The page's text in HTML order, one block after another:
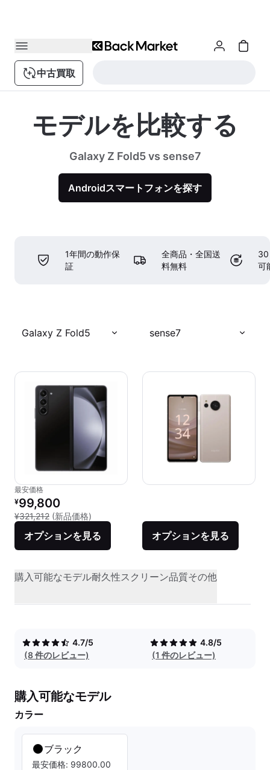
中古買取
モデルを比較する
Galaxy Z Fold5 vs sense7
Androidスマートフォンを探す
1年間の動作保
証
全商品・全国送
料無料
30
可
Galaxy Z Fold5 sense7
最安価格
リファービッシュ品の価格：
¥99,800
¥321,212 (新品価格)
オプションを見る オプションを見る
購入可能なモデル耐久性スクリーン品質その他
4.7/5
(8 件のレビュー)
4.8/5
(1 件のレビュー)
購入可能なモデル
カラー
ブラック
最安価格: 99800.00